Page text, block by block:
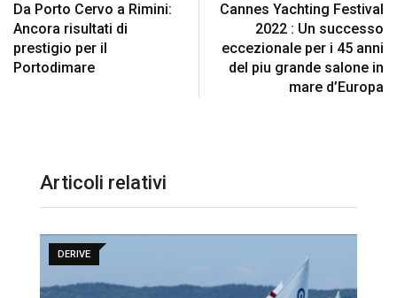
Da Porto Cervo a Rimini:
Ancora risultati di
prestigio per il
Portodimare
Cannes Yachting Festival
2022 : Un successo
eccezionale per i 45 anni
del piu grande salone in
mare d’Europa
Articoli relativi
DERIVE